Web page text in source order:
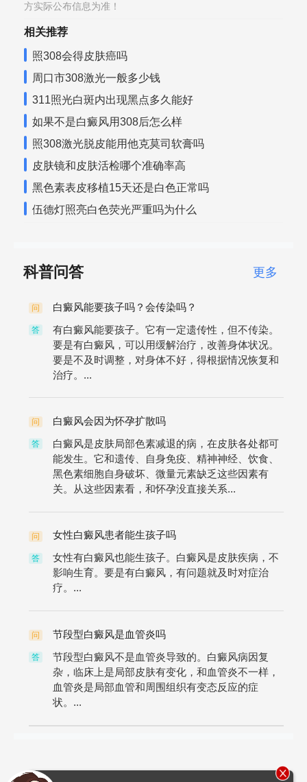
方实际公布信息为准！
相关推荐
照308会得皮肤癌吗
周口市308激光一般多少钱
311照光白斑内出现黑点多久能好
如果不是白癜风用308后怎么样
照308激光脱皮能用他克莫司软膏吗
皮肤镜和皮肤活检哪个准确率高
黑色素表皮移植15天还是白色正常吗
伍德灯照亮白色荧光严重吗为什么
科普问答 更多
问 白癜风能要孩子吗？会传染吗？
答
有白癜风能要孩子。它有一定遗传性，但不传染。
要是有白癜风，可以用缓解治疗，改善身体状况。
要是不及时调整，对身体不好，得根据情况恢复和
治疗。...
问 白癜风会因为怀孕扩散吗
答
白癜风是皮肤局部色素减退的病，在皮肤各处都可
能发生。它和遗传、自身免疫、精神神经、饮食、
黑色素细胞自身破坏、微量元素缺乏这些因素有
关。从这些因素看，和怀孕没直接关系...
问 女性白癜风患者能生孩子吗
答
女性有白癜风也能生孩子。白癜风是皮肤疾病，不
影响生育。要是有白癜风，有问题就及时对症治
疗。...
问 节段型白癜风是血管炎吗
答
节段型白癜风不是血管炎导致的。白癜风病因复
杂，临床上是局部皮肤有变化，和血管炎不一样，
血管炎是局部血管和周围组织有变态反应的症
状。...